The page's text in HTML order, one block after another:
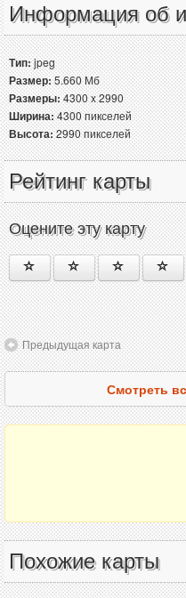
Информация об
Тип:jpeg
Размер:5.660 Мб
Размеры:4300 x 2990
Ширина:4300 пикселей
Высота:2990 пикселей
Рейтинг карты
Оцените эту карту
Предыдущая карта
Смотреть
Похожие карты